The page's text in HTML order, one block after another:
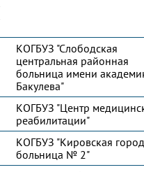
КОГБУЗ "Слободская
центральная районная
больница имени
Бакулева"
КОГБУЗ "Центр
реабилитации"
КОГБУЗ "Кировская
больница № 2"